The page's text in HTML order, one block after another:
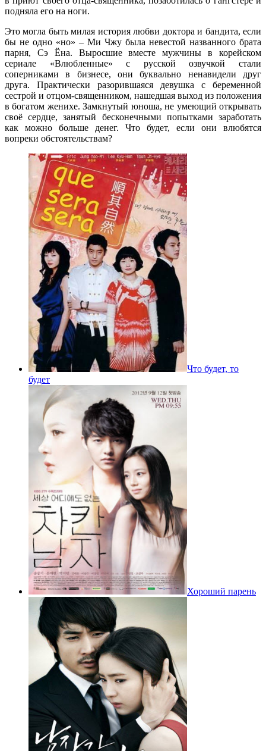
подняла его на ноги.
Это могла быть милая история любви доктора и бандита, если
бы не одно «но» – Ми Чжу была невестой названного брата
парня, Сэ Ёна. Выросшие вместе мужчины в корейском
сериале «Влюбленные» с русской озвучкой стали
соперниками в бизнесе, они буквально ненавидели друг
друга. Практически разорившаяся девушка с беременной
сестрой и отцом-священником, нашедшая выход из положения
в богатом женихе. Замкнутый юноша, не умеющий открывать
своё сердце, занятый бесконечными попытками заработать
как можно больше денег. Что будет, если они влюбятся
вопреки обстоятельствам?
Что будет, то
будет
Хороший парень